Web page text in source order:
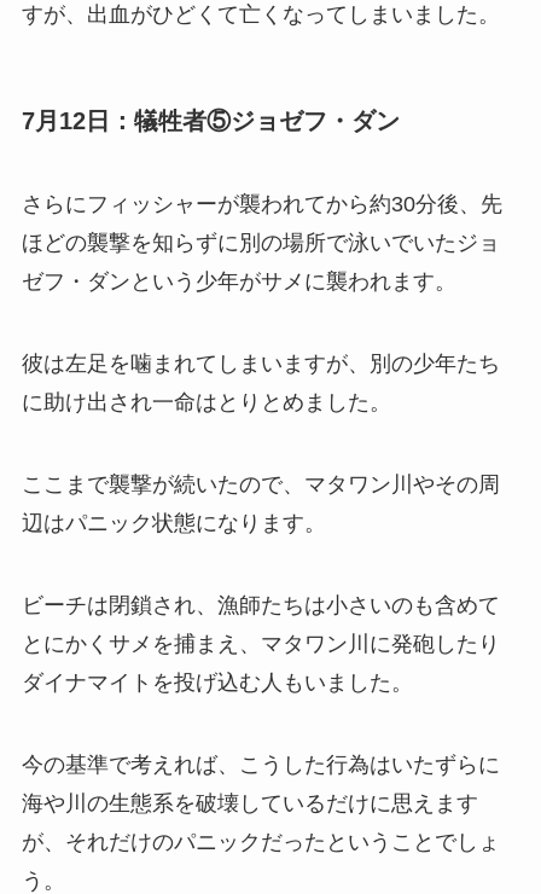
すが、出血がひどくて亡くなってしまいました。
7月12日：犠牲者⑤ジョゼフ・ダン
さらにフィッシャーが襲われてから約30分後、先
ほどの襲撃を知らずに別の場所で泳いでいたジョ
ゼフ・ダンという少年がサメに襲われます。
彼は左足を噛まれてしまいますが、別の少年たち
に助け出され一命はとりとめました。
ここまで襲撃が続いたので、マタワン川やその周
辺はパニック状態になります。
ビーチは閉鎖され、漁師たちは小さいのも含めて
とにかくサメを捕まえ、マタワン川に発砲したり
ダイナマイトを投げ込む人もいました。
今の基準で考えれば、こうした行為はいたずらに
海や川の生態系を破壊しているだけに思えます
が、それだけのパニックだったということでしょ
う。